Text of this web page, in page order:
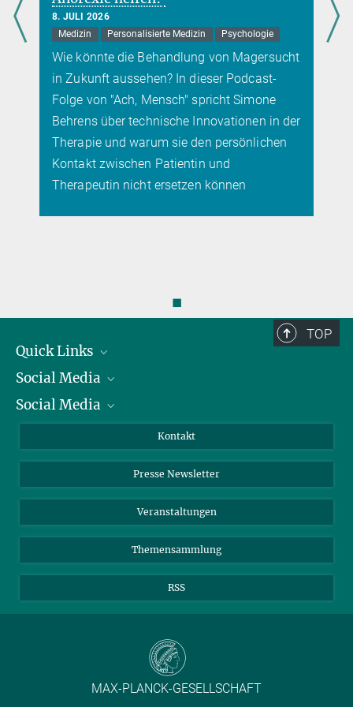
8. JULI 2026
Medizin
Personalisierte Medizin Psychologie
Wie könnte die Behandlung von Magersucht
in Zukunft aussehen? In dieser Podcast-
Folge von "Ach, Mensch" spricht Simone
Behrens über technische Innovationen in der
Therapie und warum sie den persönlichen
Kontakt zwischen Patientin und
Therapeutin nicht ersetzen können
◼
TOP
Quick Links
Präsident
Zahlen und Fakten
Social Media
Bluesky
TikTok
Social Media
Instagram
YouTube
Kontakt
Presse Newsletter
Veranstaltungen
Themensammlung
RSS
MAX-PLANCK-GESELLSCHAFT